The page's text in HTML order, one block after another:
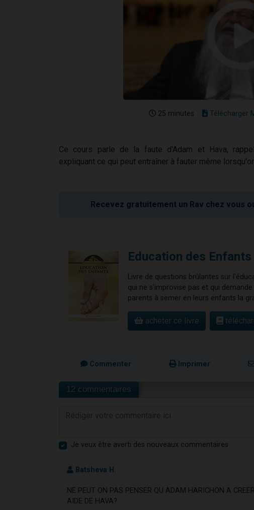
25 minutes Télécharger
Ce cours parle de la faute d'Adam et Hava,
expliquant ce qui peut entraîner à fauter même
Recevez gratuitement un Rav chez vous
Education des
Livre de questions brûlantes sur
qui ne s'improvise pas et qui
parents à semer en leurs enfants la
acheter ce livre
Commenter Imprimer
12 commentaires
Je veux être averti des nouveaux commentaires
Batsheva H.
NE PEUT ON PAS PENSER QU ADAM HARICHON A
AIDE DE HAVA?